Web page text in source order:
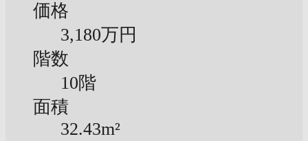
価格
3,180万円
階数
10階
面積
32.43m²